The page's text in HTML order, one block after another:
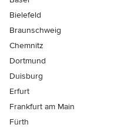
Bielefeld
Braunschweig
Chemnitz
Dortmund
Duisburg
Erfurt
Frankfurt am Main
Fürth